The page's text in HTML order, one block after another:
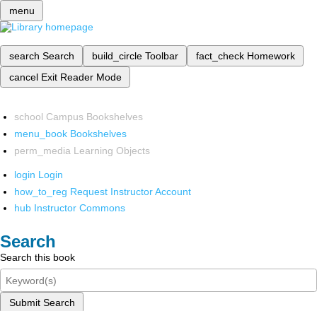
menu
search Search build_circle Toolbar fact_check Homework
cancel Exit Reader Mode
school Campus Bookshelves
menu_book Bookshelves
perm_media Learning Objects
login Login
how_to_reg Request Instructor Account
hub Instructor Commons
Search
Search this book
Submit Search